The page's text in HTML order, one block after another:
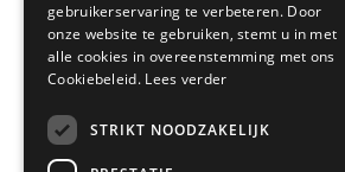
gebruikerservaring te verbeteren. Door
onze website te gebruiken, stemt u in met
alle cookies in overeenstemming met ons
Cookiebeleid. Lees verder
STRIKT NOODZAKELIJK